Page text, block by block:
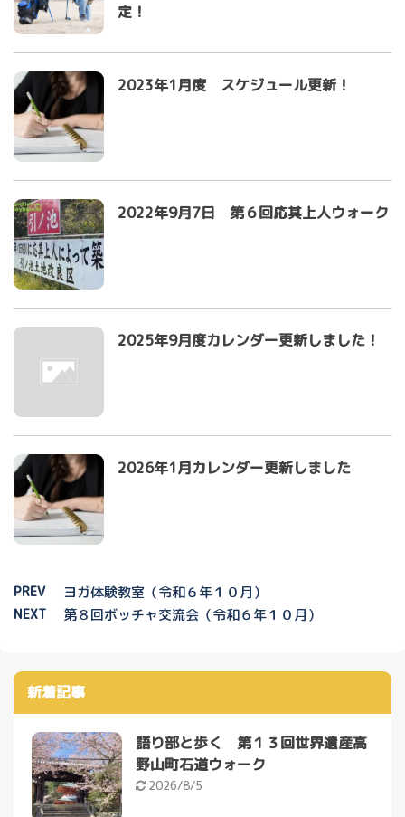
定！
2023年1月度 スケジュール更新！
2022年9月7日 第６回応其上人ウォーク
2025年9月度カレンダー更新しました！
2026年1月カレンダー更新しました
PREV ヨガ体験教室（令和６年１０月）
NEXT 第８回ボッチャ交流会（令和６年１０月）
新着記事
語り部と歩く 第１３回世界遺産高
野山町石道ウォーク
2026/8/5